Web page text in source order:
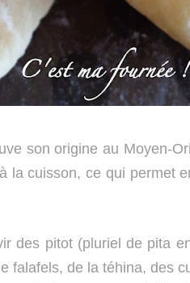
son origine au Moyen-
la cuisson, ce qui permet
des pitot (pluriel de pita
falafels, de la téhina, des